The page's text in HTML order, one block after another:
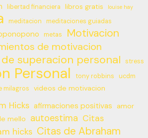
libertad financiera libros gratis louise hay
meditacion meditaciones guiadas
metas Motivacion
de motivacion
superacion personal stress
Personal tony robbins
ucdm
milagros
videos de motivacion
Hicks afirmaciones positivas
amor
mello
autoestima Citas
hicks Citas de Abraham